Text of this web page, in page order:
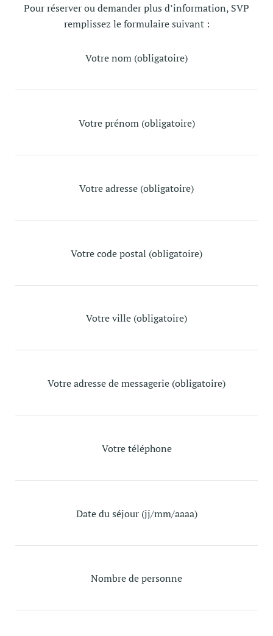
Pour réserver ou demander plus d’information, SVP
remplissez le formulaire suivant :
Votre nom (obligatoire)
Votre prénom (obligatoire)
Votre adresse (obligatoire)
Votre code postal (obligatoire)
Votre ville (obligatoire)
Votre adresse de messagerie (obligatoire)
Votre téléphone
Date du séjour (jj/mm/aaaa)
Nombre de personne